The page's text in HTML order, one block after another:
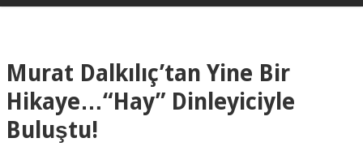
Murat Dalkılıç’tan Yine Bir
Hikaye…“Hay” Dinleyiciyle
Buluştu!